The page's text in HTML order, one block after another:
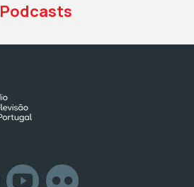
Podcasts